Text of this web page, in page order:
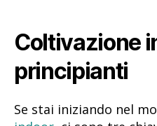
Coltivazione
principianti
Se stai iniziando nel